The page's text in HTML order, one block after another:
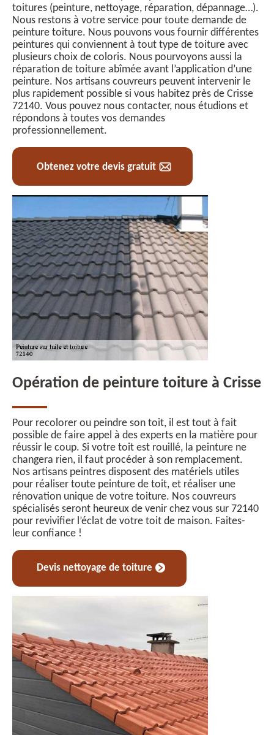
toitures (peinture, nettoyage, réparation, dépannage…).
Nous restons à votre service pour toute demande de
peinture toiture. Nous pouvons vous fournir différentes
peintures qui conviennent à tout type de toiture avec
plusieurs choix de coloris. Nous pourvoyons aussi la
réparation de toiture abîmée avant l’application d’une
peinture. Nos artisans couvreurs peuvent intervenir le
plus rapidement possible si vous habitez près de Crisse
72140. Vous pouvez nous contacter, nous étudions et
répondons à toutes vos demandes
professionnellement.
Obtenez votre devis gratuit
Opération de peinture toiture à Crisse
Pour recolorer ou peindre son toit, il est tout à fait
possible de faire appel à des experts en la matière pour
réussir le coup. Si votre toit est rouillé, la peinture ne
changera rien, il faut procéder à son remplacement.
Nos artisans peintres disposent des matériels utiles
pour réaliser toute peinture de toit, et réaliser une
rénovation unique de votre toiture. Nos couvreurs
spécialisés seront heureux de venir chez vous sur 72140
pour revivifier l’éclat de votre toit de maison. Faites-
leur confiance !
Devis nettoyage de toiture